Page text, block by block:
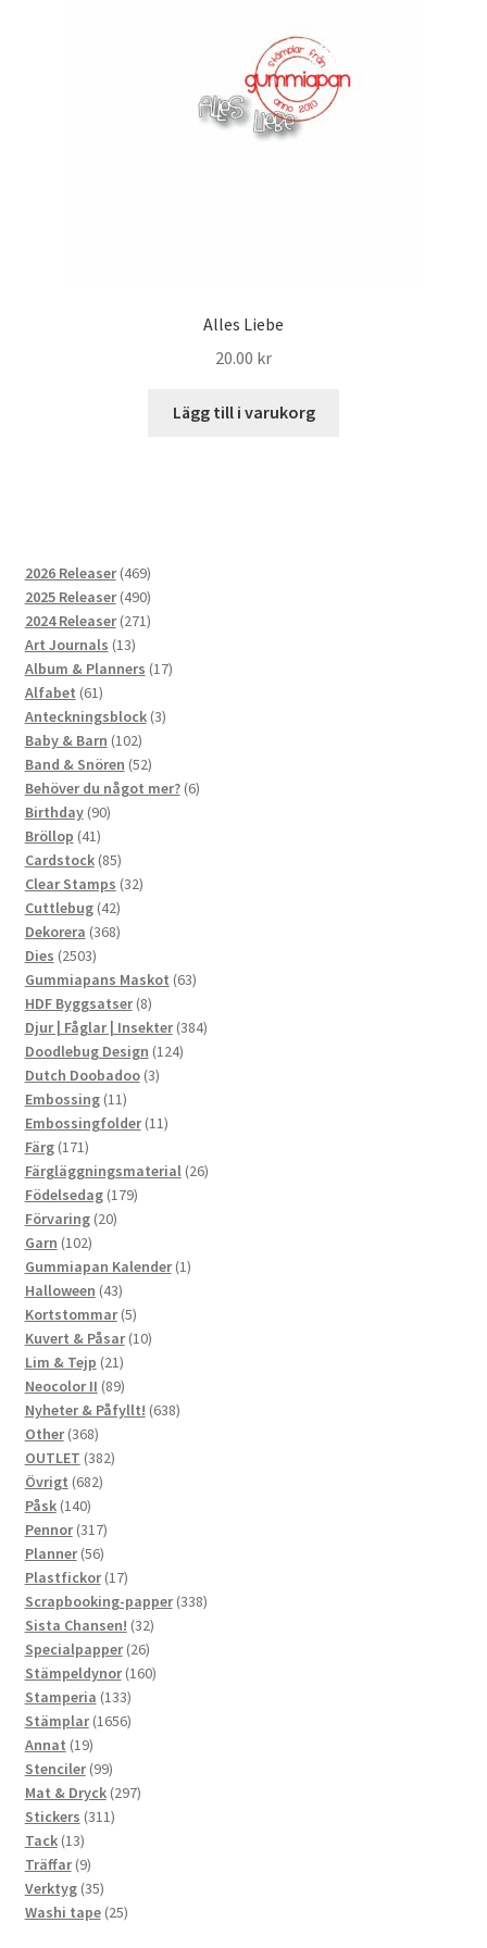
Alles Liebe
20.00 kr
Lägg till i varukorg
2026 Releaser 469469
produkter
2025 Releaser 490490
produkter
2024 Releaser 271271
Art Journals 1313
produkter
Album & Planners 1717
Alfabet 6161
produkter
Anteckningsblock 33
Baby & Barn 102102
produkter
Band & Snören 5252
produkter
Behöver du något mer? 66
Birthday 9090
Bröllop 4141
produkter
Cardstock 8585
produkter
Clear Stamps 3232
Cuttlebug 4242
produkter
Dekorera 368368
Dies 25032503
produkter
Gummiapans Maskot 6363
HDF Byggsatser 88
produkter
Djur | Fåglar | Insekter 384384
Doodlebug Design 124124
Dutch Doobadoo 33
Embossing 1111
produkter
Embossingfolder 1111
Färg 171171
produkter
Färgläggningsmaterial 2626
Födelsedag 179179
Förvaring 2020
Garn 102102
produkter
Gummiapan Kalender 11
Halloween 4343
produkter
Kortstommar 55
produkter
Kuvert & Påsar 1010
Lim & Tejp 2121
produkter
Neocolor II 8989
produkter
Nyheter & Påfyllt! 638638
Other 368368
produkter
OUTLET 382382
Övrigt 682682
Påsk 140140
produkter
Pennor 317317
produkter
Planner 5656
produkter
Plastfickor 1717
produkter
Scrapbooking-papper 338338
Sista Chansen! 3232
produkter
Specialpapper 2626
produkter
Stämpeldynor 160160
Stamperia 133133
produkter
Stämplar 16561656
Annat 1919
produkter
Stenciler 9999
produkter
Mat & Dryck 297297
Stickers 311311
Tack 1313
produkter
Träffar 99
produkter
Verktyg 3535
produkter
Washi tape 2525